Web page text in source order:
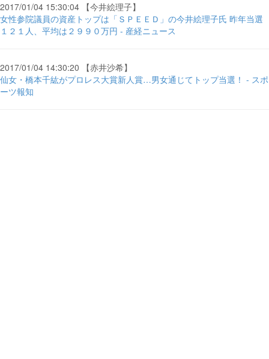
2017/01/04 15:30:04 【今井絵理子】
女性参院議員の資産トップは「ＳＰＥＥＤ」の今井絵理子氏 昨年当選
１２１人、平均は２９９０万円 - 産経ニュース
2017/01/04 14:30:20 【赤井沙希】
仙女・橋本千紘がプロレス大賞新人賞…男女通じてトップ当選！ - スポ
ーツ報知